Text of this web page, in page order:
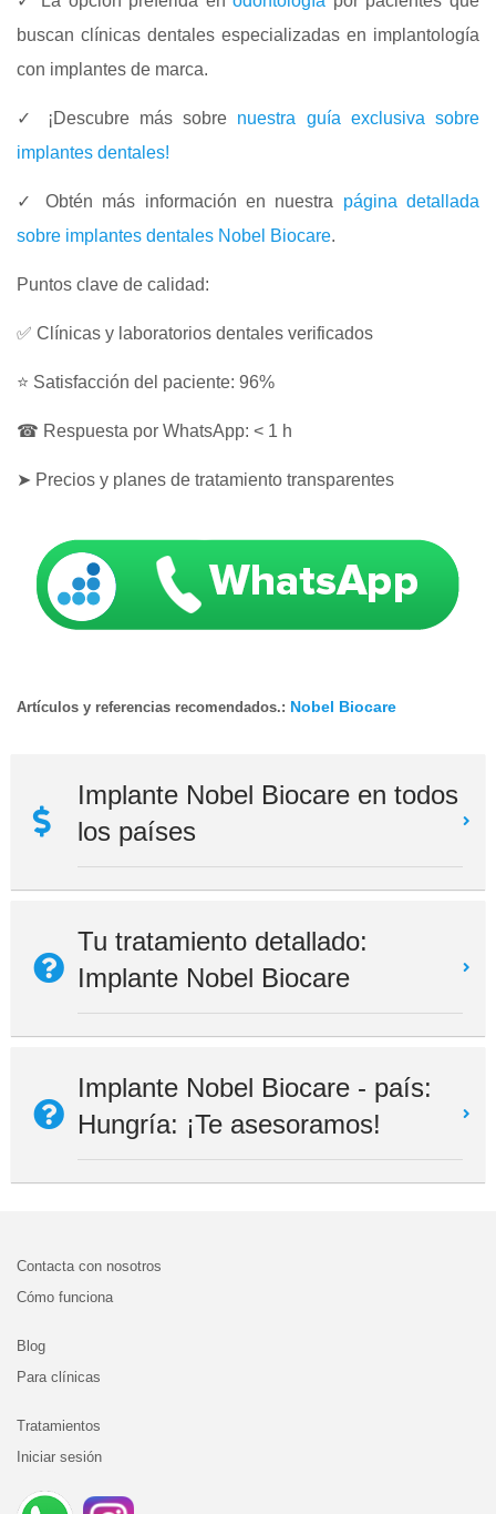
buscan clínicas dentales especializadas en implantología
con implantes de marca.
✓ ¡Descubre más sobre nuestra guía exclusiva sobre
implantes dentales!
✓ Obtén más información en nuestra página detallada
sobre implantes dentales Nobel Biocare.
Puntos clave de calidad:
✅ Clínicas y laboratorios dentales verificados
⭐ Satisfacción del paciente: 96%
☎ Respuesta por WhatsApp: < 1 h
➤ Precios y planes de tratamiento transparentes
Artículos y referencias recomendados.: Nobel Biocare
Implante Nobel Biocare en todos
los países
Tu tratamiento detallado:
Implante Nobel Biocare
Implante Nobel Biocare - país:
Hungría: ¡Te asesoramos!
Contacta con nosotros
Cómo funciona
Blog
Para clínicas
Tratamientos
Iniciar sesión